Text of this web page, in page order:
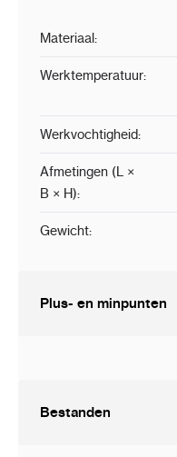
Materiaal:
Werktemperatuur:
Werkvochtigheid:
Afmetingen (L ×
B × H):
Gewicht:
Plus- en minpunten
Bestanden